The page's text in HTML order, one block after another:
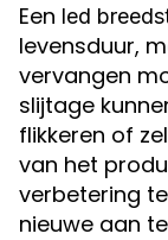
Een led
levensduur,
vervangen
slijtage
flikkeren of
van het
verbetering
nieuwe aan